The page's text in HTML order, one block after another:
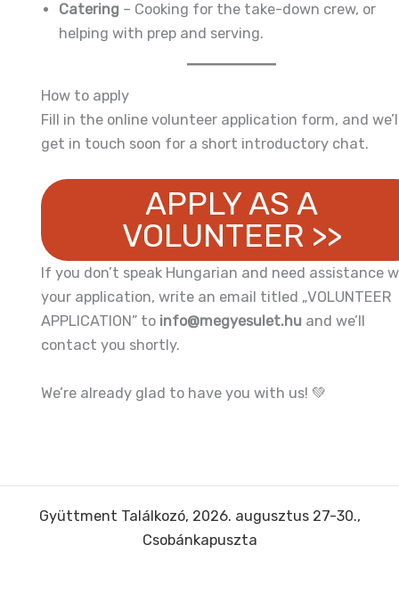
Catering – Cooking for the take-down crew, or
helping with prep and serving.
How to apply
Fill in the online volunteer application form, and
get in touch soon for a short introductory chat.
APPLY AS A
VOLUNTEER >>
If you don’t speak Hungarian and need assistance
your application, write an email titled „VOLUNTEER
APPLICATION” to info@megyesulet.hu and we’ll
contact you shortly.
We’re already glad to have you with us! 💚
Gyüttment Találkozó, 2026. augusztus 27-30.,
Csobánkapuszta